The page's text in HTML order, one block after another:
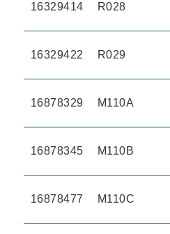
16329414 R028
16329422 R029
16878329 M110A
16878345 M110B
16878477 M110C